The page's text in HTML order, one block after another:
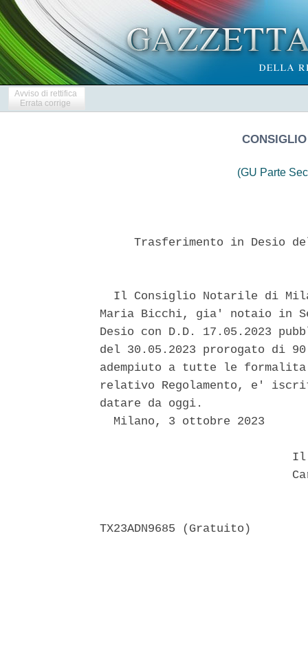
Avviso di rettifica
Errata corrige
(GU Parte
Trasferimento in Desio
Il Consiglio Notarile di
Maria Bicchi, gia' notaio in
Desio con D.D. 17.05.2023
del 30.05.2023 prorogato di
adempiuto a tutte le
relativo Regolamento, e'
datare da oggi.
  Milano, 3 ottobre 2023